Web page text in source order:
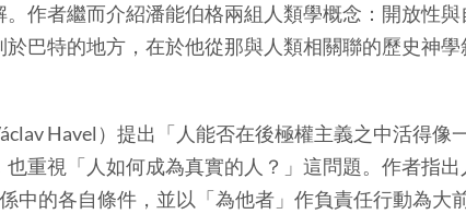
。作者繼而介紹潘能伯格兩組人類學概念：開放性
巴特的地方，在於他從那與人類相關聯的歷史神
Havel）提出「人能否在後極權主義之中活得像
重視「人如何成為真實的人？」這問題。作者指
中的各自條件，並以「為他者」作負責任行動為大